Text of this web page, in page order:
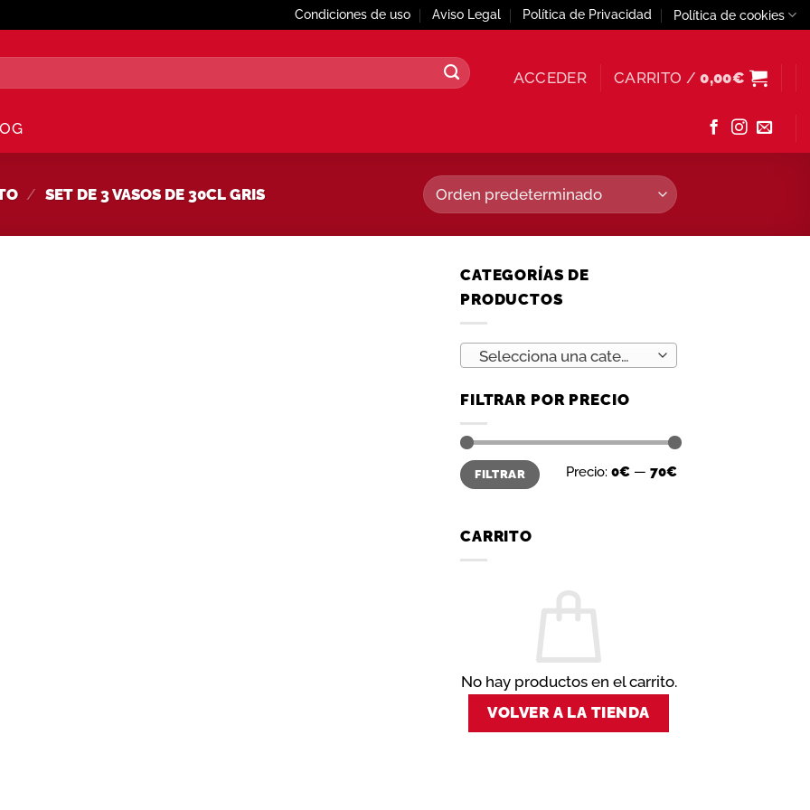
Condiciones de uso Aviso Legal Política de Privacidad Política de cookies
ACCEDER CARRITO /0,00€
/ SET DE 3 VASOS DE 30CL GRIS
CATEGORÍAS DE
PRODUCTOS
Selecciona una categoría
FILTRAR POR PRECIO
Precio
mínimo
Precio
máximo
FILTRAR Precio: 0€ — 70€
CARRITO
No hay productos en el carrito.
VOLVER A LA TIENDA